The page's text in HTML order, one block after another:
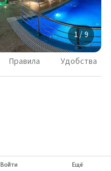
1 / 9
Правила Удобства
Войти Ещё